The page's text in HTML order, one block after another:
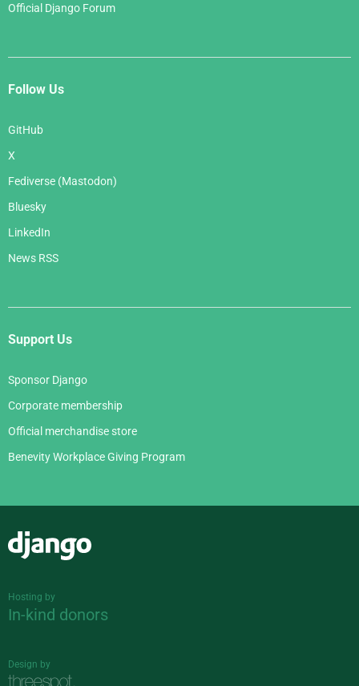
Official Django Forum
Follow Us
GitHub
X
Fediverse (Mastodon)
Bluesky
LinkedIn
News RSS
Support Us
Sponsor Django
Corporate membership
Official merchandise store
Benevity Workplace Giving Program
Hosting by
In-kind donors
Design by